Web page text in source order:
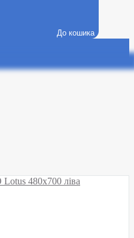
До кошика